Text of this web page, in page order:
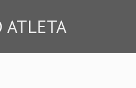
ATLETA